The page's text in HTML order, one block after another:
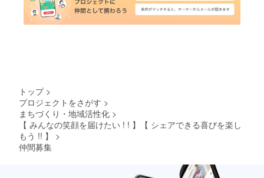
トップ >
プロジェクトをさがす >
まちづくり・地域活性化 >
【 みんなの笑顔を届けたい ! ! 】【 シェアできる喜びを楽し
もう !! 】
>
仲間募集